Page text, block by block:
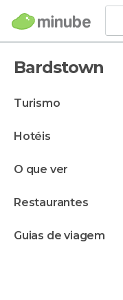
Bardstown
turismo
hotéis
o que ver
restaurantes
guias de viagem